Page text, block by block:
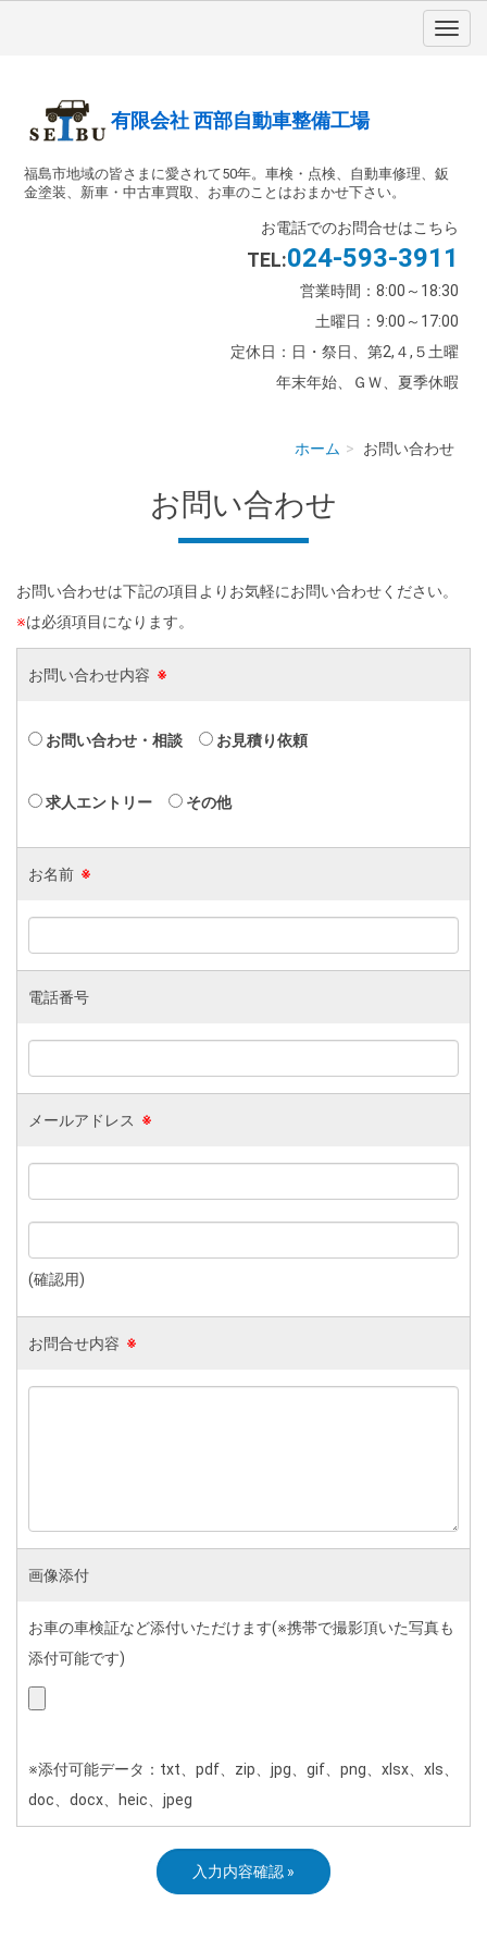
有限会社 西部自動車整備工場
福島市地域の皆さまに愛されて50年。車検・点検、自動車修理、鈑
金塗装、新車・中古車買取、お車のことはおまかせ下さい。
お電話でのお問合せはこちら
TEL:024-593-3911
営業時間：8:00～18:30
土曜日：9:00～17:00
定休日：日・祭日、第2,４,５土曜
年末年始、ＧＷ、夏季休暇
ホーム お問い合わせ
お問い合わせ
お問い合わせは下記の項目よりお気軽にお問い合わせください。
※は必須項目になります。
お問い合わせ内容 ※
お問い合わせ・相談 お見積り依頼
求人エントリー その他
お名前 ※
電話番号
メールアドレス ※
(確認用)
お問合せ内容 ※
画像添付
お車の車検証など添付いただけます(※携帯で撮影頂いた写真も
添付可能です)
※添付可能データ：txt、pdf、zip、jpg、gif、png、xlsx、xls、
doc、docx、heic、jpeg